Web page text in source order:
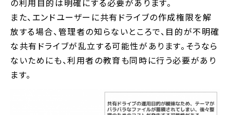
の利用目的は明確にする必要があります。
また、エンドユーザーに共有ドライブの作成権限を解
放する場合、管理者の知らないところで、目的が不明確
な共有ドライブが乱立する可能性があります。そうなら
ないためにも、利用者の教育も同時に行う必要があり
ます。